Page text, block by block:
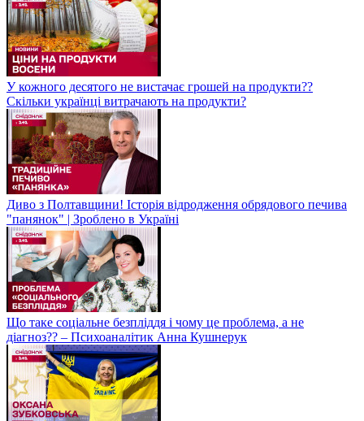
У кожного десятого не вистачає грошей на продукти??
Скільки українці витрачають на продукти?
Диво з Полтавщини! Історія відродження обрядового печива
"панянок" | Зроблено в Україні
Що таке соціальне безпліддя і чому це проблема, а не
діагноз?? – Психоаналітик Анна Кушнерук